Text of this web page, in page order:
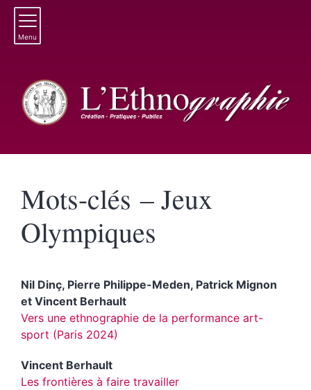
Menu
Mots-clés – Jeux
Olympiques
Nil Dinç, Pierre Philippe-Meden, Patrick Mignon
et Vincent Berhault
Vers une ethnographie de la performance art-
sport (Paris 2024)
Vincent Berhault
Les frontières à faire travailler